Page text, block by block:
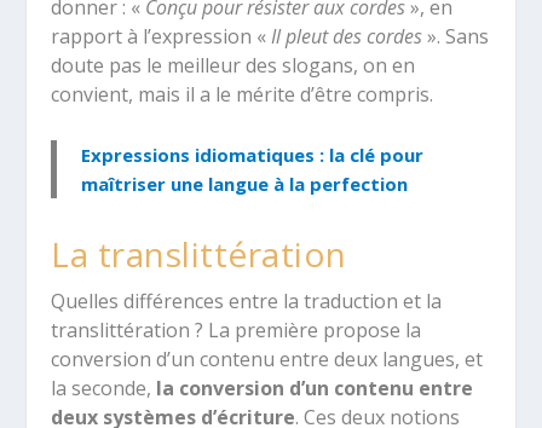
donner : « Conçu pour résister aux cordes», en
rapport à l’expression «Il pleut des cordes». Sans
doute pas le meilleur des slogans, on en
convient, mais il a le mérite d’être compris.
Expressions idiomatiques : la clé pour
maîtriser une langue à la perfection
La translittération
Quelles différences entre la traduction et la
translittération ? La première propose la
conversion d’un contenu entre deux langues, et
la seconde, la conversion d’un contenu entre
deux systèmes d’écriture. Ces deux notions